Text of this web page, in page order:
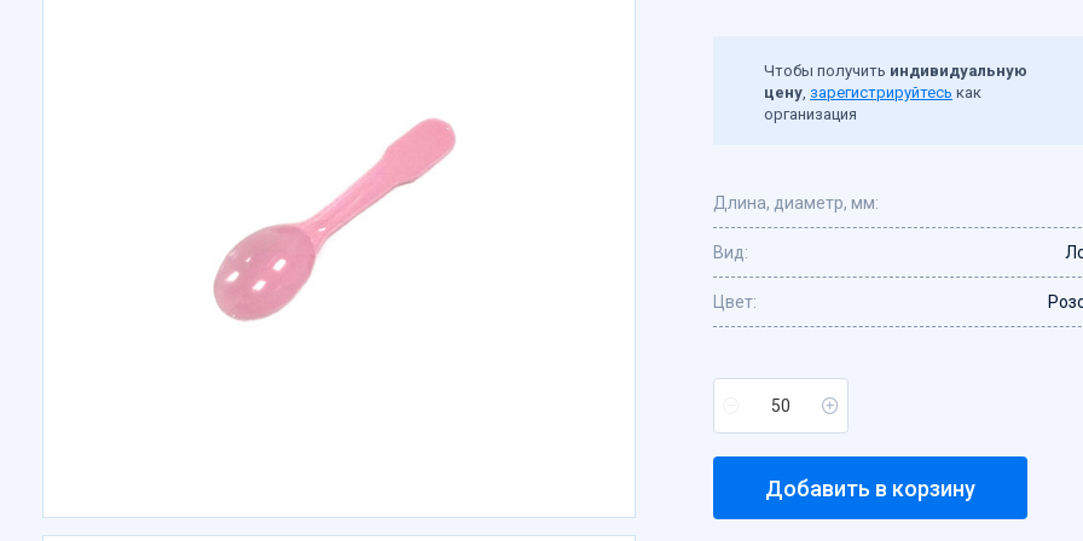
Чтобы получить индивидуальную
цену, зарегистрируйтесь как
организация
Длина, диаметр, мм:
Вид:
Цвет:
Добавить в корзину